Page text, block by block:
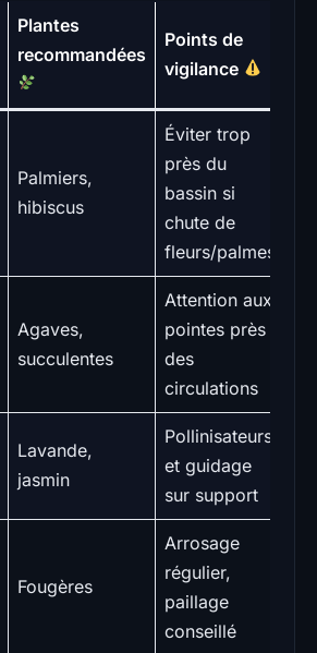
Plantes
recommandées
Points de
vigilance
Palmiers,
hibiscus
Éviter trop
près du
bassin si
chute de
fleurs/palmes
Agaves,
succulentes
Attention aux
pointes près
des
circulations
Lavande,
jasmin
Pollinisateurs
et guidage
sur support
Fougères
Arrosage
régulier,
paillage
conseillé